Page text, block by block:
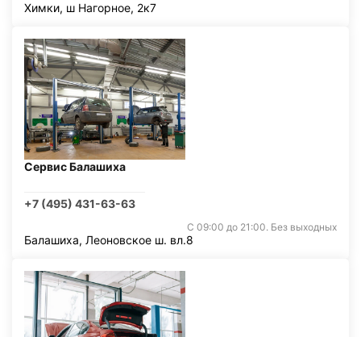
Химки, ш Нагорное, 2к7
Сервис Балашиха
+7 (495) 431-63-63
С 09:00 до 21:00. Без выходных
Балашиха, Леоновское ш. вл.8